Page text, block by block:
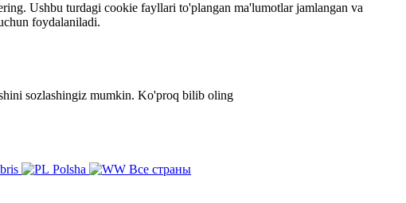
Ushbu turdagi cookie fayllari to'plangan ma'lumotlar jamlangan va
foydalaniladi.
sozlashingiz mumkin. Ko'proq bilib oling
Polsha Все страны